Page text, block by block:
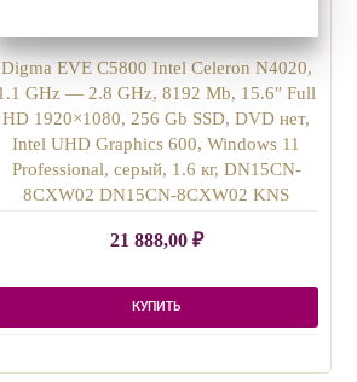
Digma EVE C5800 Intel Celeron N4020,
GHz — 2.8 GHz, 8192 Mb, 15.6″ Full
HD 1920×1080, 256 Gb SSD, DVD нет,
Intel UHD Graphics 600, Windows 11
Professional, серый, 1.6 кг, DN15CN-
8CXW02 DN15CN-8CXW02 KNS
21 888,00 ₽
КУПИТЬ